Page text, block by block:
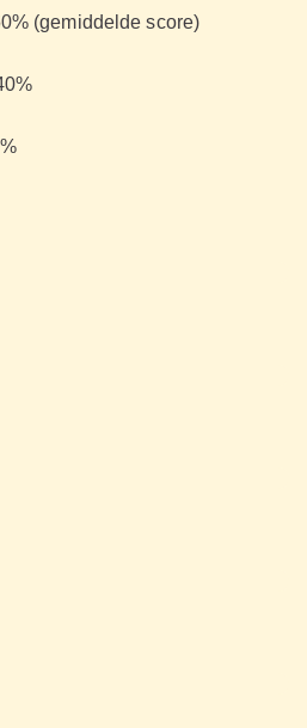
(gemiddelde score)